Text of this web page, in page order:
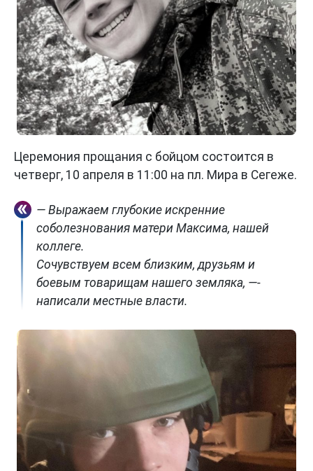
Церемония прощания с бойцом состоится в
четверг, 10 апреля в 11:00 на пл. Мира в Сегеже.
— Выражаем глубокие искренние
соболезнования матери Максима, нашей
коллеге.
Сочувствуем всем близким, друзьям и
боевым товарищам нашего земляка, —-
написали местные власти.